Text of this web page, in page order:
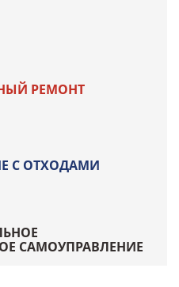
РЕМОНТ
С ОТХОДАМИ
САМОУПРАВЛЕНИЕ